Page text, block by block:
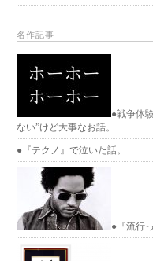
名作記事
●戦争体
ない”けど大事なお話。
●『テクノ』で泣いた話。
●『流行